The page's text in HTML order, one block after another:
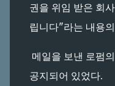
권을 위임 받은 회
립니다"라는 내용
메일을 보낸 로펌
공지되어 있었다.